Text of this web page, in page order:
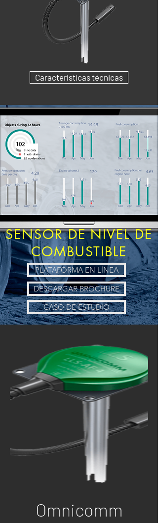
Características técnicas
SENSOR DE NIVEL DE
COMBUSTIBLE
PLATAFORMA EN LÍNEA
DESCARGAR BROCHURE
CASO DE ESTUDIO
Omnicomm